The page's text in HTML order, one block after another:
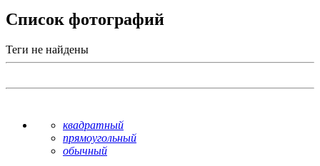
Список фотографий
Теги не найдены
квадратный
прямоугольный
обычный